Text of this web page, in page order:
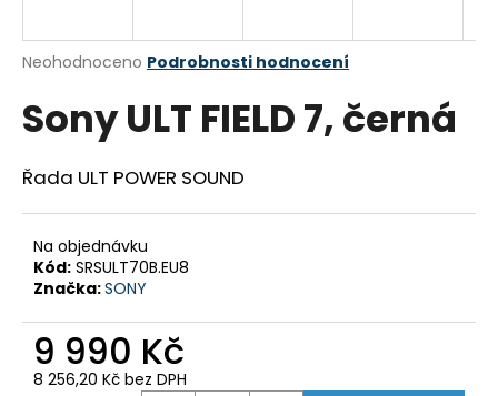
Průměrné
produktu
je
z
5
hvězdiček.
Neohodnoceno Podrobnosti hodnocení
Sony ULT FIELD 7, černá
Řada ULT POWER SOUND
Na objednávku
Kód: SRSULT70B.EU8
Značka:SONY
9 990 Kč
8 256,20 Kč bez DPH
j
t
?
D
o